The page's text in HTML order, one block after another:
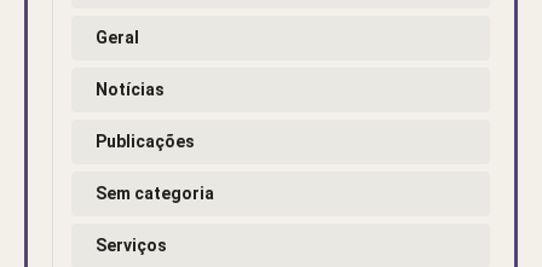
Geral
Notícias
Publicações
Sem categoria
Serviços